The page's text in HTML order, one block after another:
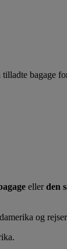
bagage
ellerden
og